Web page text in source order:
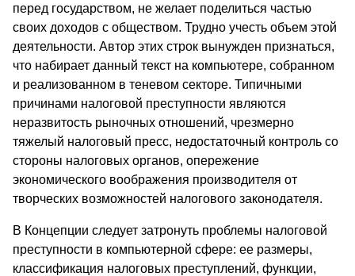
перед государством, не желает поделиться частью
своих доходов с обществом. Трудно учесть объем этой
деятельности. Автор этих строк вынужден признаться,
что набирает данный текст на компьютере, собранном
и реализованном в теневом секторе. Типичными
причинами налоговой преступности являются
неразвитость рыночных отношений, чрезмерно
тяжелый налоговый пресс, недостаточный контроль со
стороны налоговых органов, опережение
экономического воображения производителя от
творческих возможностей налогового законодателя.
В Концепции следует затронуть проблемы налоговой
преступности в компьютерной сфере: ее размеры,
классификация налоговых преступлений, функции,